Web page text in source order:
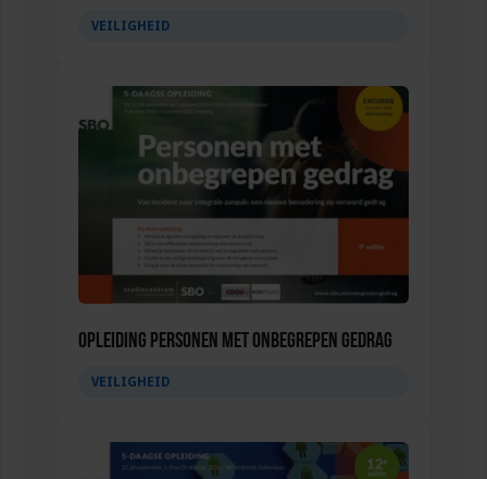
VEILIGHEID
Opleiding Personen met onbegrepen gedrag
VEILIGHEID